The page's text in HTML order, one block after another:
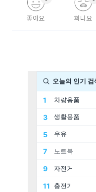
좋아요 화나요